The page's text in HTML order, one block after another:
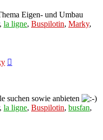
Eigen- und Umbau
, la ligne, Buspilotin, Marky,
suchen sowie anbieten
, la ligne, Buspilotin, busfan,